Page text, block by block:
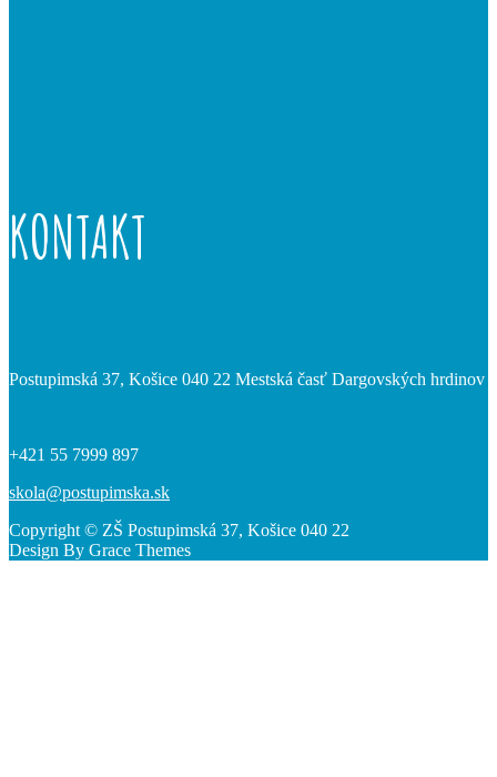
KONTAKT
Postupimská 37, Košice 040 22 Mestská časť Dargovských hrdinov
+421 55 7999 897
skola@postupimska.sk
Copyright © ZŠ Postupimská 37, Košice 040 22
Design By Grace Themes